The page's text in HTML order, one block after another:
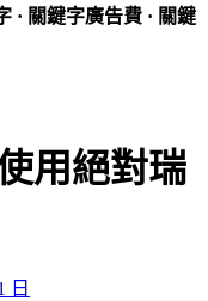
· 關鍵字廣告費 · 關鍵
用絕對瑞
日